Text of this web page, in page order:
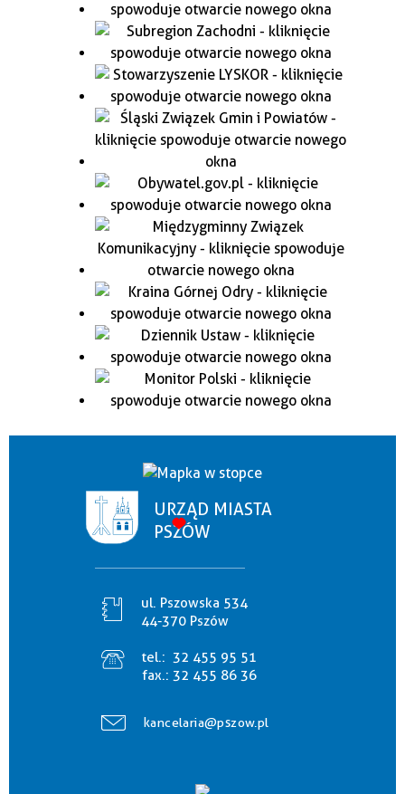
URZĄD MIASTA
PSZÓW
ul. Pszowska 534
44-370 Pszów
tel.: 32 455 95 51
fax.: 32 455 86 36
kancelaria@pszow.pl